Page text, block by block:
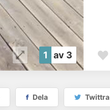
1 av 3
Dela Twittra